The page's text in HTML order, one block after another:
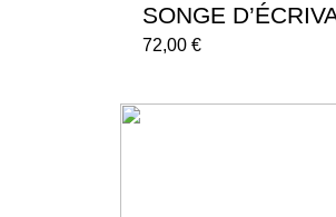
SONGE
72,00 €